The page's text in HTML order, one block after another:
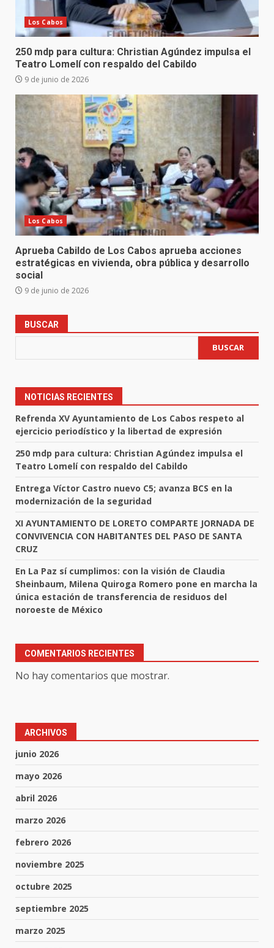
Los Cabos
250 mdp para cultura: Christian Agúndez impulsa el
Teatro Lomelí con respaldo del Cabildo
9 de junio de 2026
Los Cabos
Aprueba Cabildo de Los Cabos aprueba acciones
estratégicas en vivienda, obra pública y desarrollo
social
9 de junio de 2026
BUSCAR
BUSCAR
NOTICIAS RECIENTES
Refrenda XV Ayuntamiento de Los Cabos respeto al
ejercicio periodístico y la libertad de expresión
250 mdp para cultura: Christian Agúndez impulsa el
Teatro Lomelí con respaldo del Cabildo
Entrega Víctor Castro nuevo C5; avanza BCS en la
modernización de la seguridad
XI AYUNTAMIENTO DE LORETO COMPARTE JORNADA DE
CONVIVENCIA CON HABITANTES DEL PASO DE SANTA
CRUZ
En La Paz sí cumplimos: con la visión de Claudia
Sheinbaum, Milena Quiroga Romero pone en marcha la
única estación de transferencia de residuos del
noroeste de México
COMENTARIOS RECIENTES
No hay comentarios que mostrar.
ARCHIVOS
junio 2026
mayo 2026
abril 2026
marzo 2026
febrero 2026
noviembre 2025
octubre 2025
septiembre 2025
marzo 2025